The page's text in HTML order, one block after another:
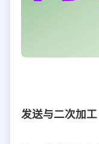
发送与二次加工